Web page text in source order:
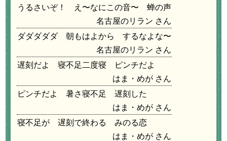
うるさいぞ！ え〜なにこの音〜 蝉の声
名古屋のリラン
ダダダダダ 朝もはよから するなよな〜
名古屋のリラン
遅刻だよ 寝不足二度寝 ピンチだよ
はま・めが
ピンチだよ 暑さ寝不足 遅刻した
はま・めが
寝不足が 遅刻で終わる みのる恋
はま・めが